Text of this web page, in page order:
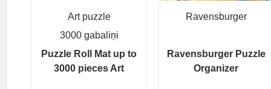
Art puzzle
3000 gabaliņi
Puzzle Roll Mat up to
3000 pieces Art
Ravensburger
Ravensburger Puzzle
Organizer